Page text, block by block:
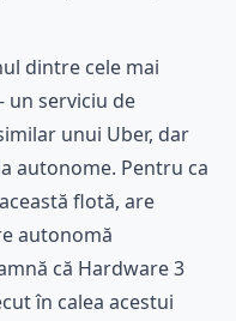
dintre cele mai
un serviciu de
unui Uber, dar
autonome. Pentru ca
flotă, are
autonomă
că Hardware 3
în calea acestui